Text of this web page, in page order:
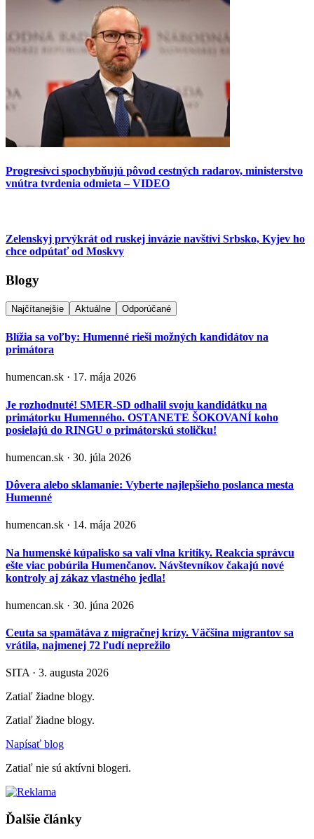
Progresívci spochybňujú pôvod cestných radarov, ministerstvo
vnútra tvrdenia odmieta – VIDEO
Zelenskyj prvýkrát od ruskej invázie navštívi Srbsko, Kyjev ho
chce odpútať od Moskvy
Blogy
Najčítanejšie Aktuálne Odporúčané
Blížia sa voľby: Humenné rieši možných kandidátov na
primátora
humencan.sk · 17. mája 2026
Je rozhodnuté! SMER-SD odhalil svoju kandidátku na
primátorku Humenného. OSTANETE ŠOKOVANÍ koho
posielajú do RINGU o primátorskú stoličku!
humencan.sk · 30. júla 2026
Dôvera alebo sklamanie: Vyberte najlepšieho poslanca mesta
Humenné
humencan.sk · 14. mája 2026
Na humenské kúpalisko sa valí vlna kritiky. Reakcia správcu
ešte viac pobúrila Humenčanov. Návštevníkov čakajú nové
kontroly aj zákaz vlastného jedla!
humencan.sk · 30. júna 2026
Ceuta sa spamätáva z migračnej krízy. Väčšina migrantov sa
vrátila, najmenej 72 ľudí neprežilo
SITA · 3. augusta 2026
Zatiaľ žiadne blogy.
Zatiaľ žiadne blogy.
Napísať blog
Zatiaľ nie sú aktívni blogeri.
Ďalšie články